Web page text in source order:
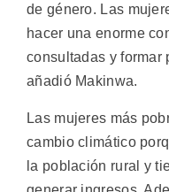
de género. Las
hacer una enorme
consultadas y formar
añadió Makinwa.
Las mujeres más
cambio climático
la población rural y